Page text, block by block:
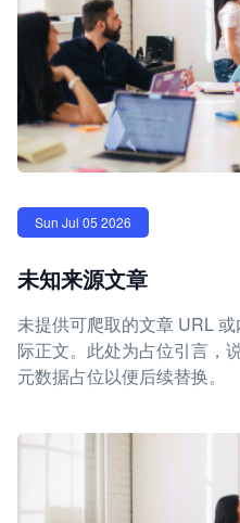
Sun Jul 05 2026
未知来源文章
未提供可爬取的文章 URL
际正文。此处为占位引言，
元数据占位以便后续替换。